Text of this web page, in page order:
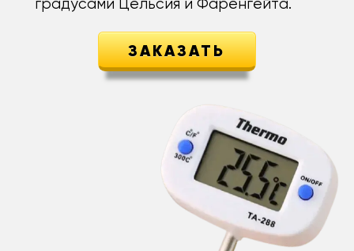
градусами Цельсия и Фаренгейта.
ЗАКАЗАТЬ